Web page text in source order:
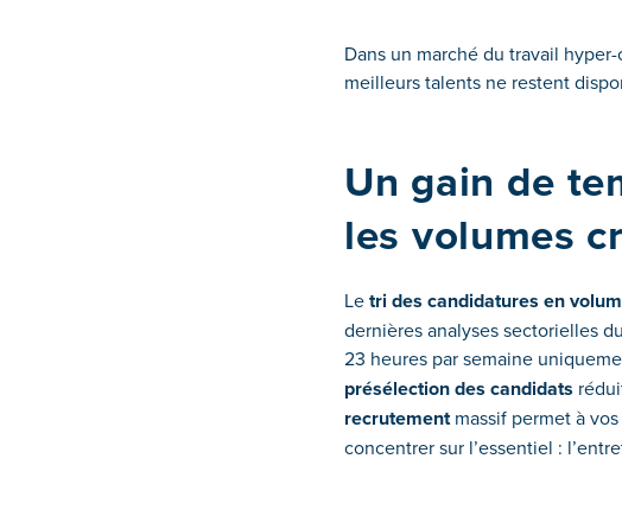
Dans un marché du travail
meilleurs talents ne restent
Un gain de
les volumes
Letri des candidatures en
dernières analyses sectorielles
23 heures par semaine
présélection des candidats
recrutementmassif permet à
concentrer sur l’essentiel :